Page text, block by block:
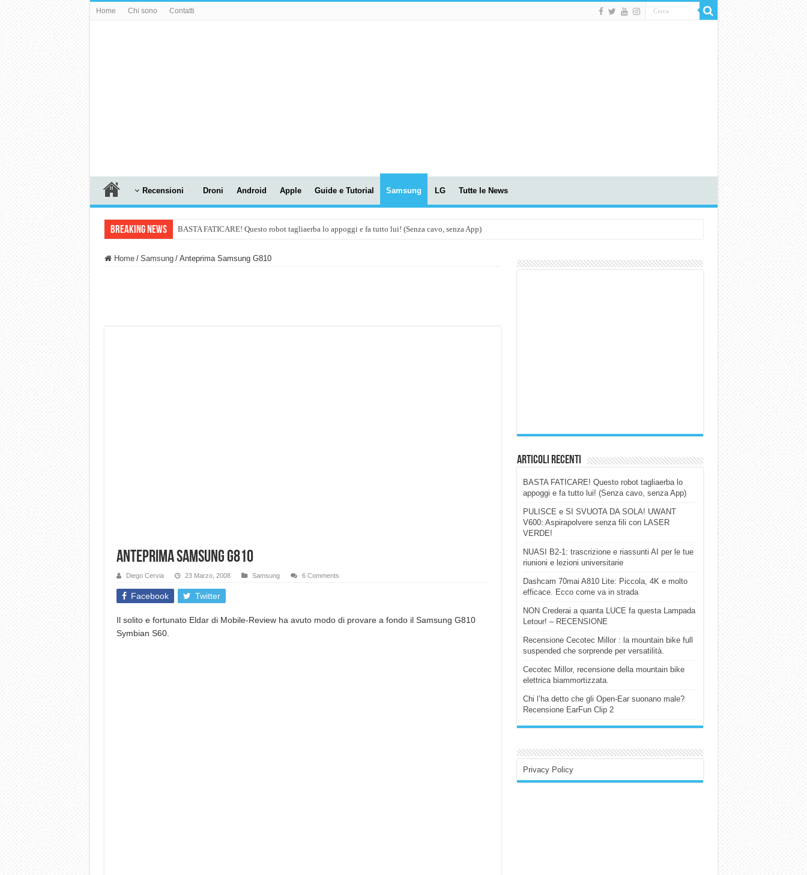
Home Chi sono Contatti
Recensioni Droni Android Apple Guide e Tutorial Samsung LG Tutte le News
Breaking News BASTA FATICARE! Questo robot tagliaerba lo appoggi e fa tutto lui! (Senza cavo, senza App)
Home / Samsung / Anteprima Samsung G810
Anteprima Samsung G810
Diego Cervia 23 Marzo, 2008 Samsung 6 Comments
Facebook Twitter
Il solito e fortunato Eldar di Mobile-Review ha avuto modo di provare a fondo il Samsung G810
Symbian S60.
Articoli Recenti
BASTA FATICARE! Questo robot tagliaerba lo
appoggi e fa tutto lui! (Senza cavo, senza App)
PULISCE e SI SVUOTA DA SOLA! UWANT
V600: Aspirapolvere senza fili con LASER
VERDE!
NUASI B2-1: trascrizione e riassunti AI per le tue
riunioni e lezioni universitarie
Dashcam 70mai A810 Lite: Piccola, 4K e molto
efficace. Ecco come va in strada
NON Crederai a quanta LUCE fa questa Lampada
Letour! – RECENSIONE
Recensione Cecotec Millor : la mountain bike full
suspended che sorprende per versatilità.
Cecotec Millor, recensione della mountain bike
elettrica biammortizzata.
Chi l’ha detto che gli Open-Ear suonano male?
Recensione EarFun Clip 2
Privacy Policy